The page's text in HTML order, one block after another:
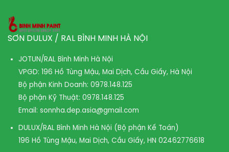
SƠN DULUX / RAL BÌNH MINH HÀ NỘI
JOTUN/RAL Bình Minh Hà Nội
VPGD: 196 Hồ Tùng Mậu, Mai Dịch, Cầu Giấy, Hà Nội
Bộ phận Kinh Doanh: 0978.148.125
Bộ phận Kỹ Thuật: 0978.148.125
Email: sonnha.dep.asia@gmail.com
DULUX/RAL Bình Minh Hà Nội (Bộ phận Kế Toán)
196 Hồ Tùng Mậu, Mai Dịch, Cầu Giấy, HN 02462776618